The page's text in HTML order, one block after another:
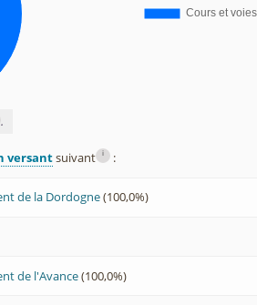
.
versantsuivant i :
de la Dordogne(100,0%)
de l'Avance(100,0%)